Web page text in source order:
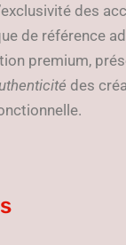
des
de référence
premium,
des